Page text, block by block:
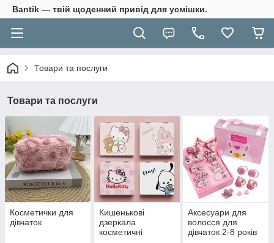
Bantik — твій щоденний привід для усмішки.
Товари та послуги
Товари та послуги
Косметички для
дівчаток
Кишенькові
дзеркала
косметичні
Аксесуари для
волосся для
дівчаток 2-8 років